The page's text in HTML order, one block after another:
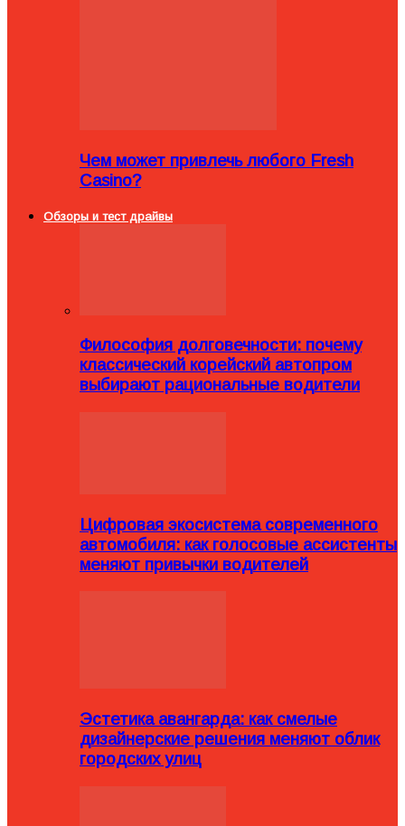
Чем может привлечь любого Fresh
Casino?
Обзоры и тест драйвы
Философия долговечности: почему
классический корейский автопром
выбирают рациональные водители
Цифровая экосистема современного
автомобиля: как голосовые ассистенты
меняют привычки водителей
Эстетика авангарда: как смелые
дизайнерские решения меняют облик
городских улиц